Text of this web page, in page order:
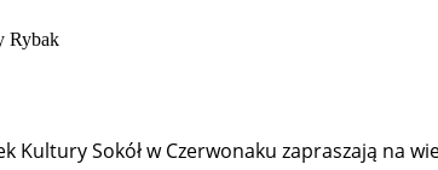
Sokół w Czerwonaku zapraszają na